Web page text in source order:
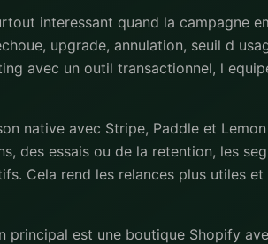
interessant quand la campagne
upgrade, annulation, seuil d
avec un outil transactionnel, l
native avec Stripe, Paddle et
des essais ou de la retention, les
Cela rend les relances plus utiles
principal est une boutique Shopify